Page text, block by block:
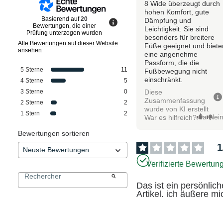
Basierend auf20
Bewertungen, die einer
Prüfung unterzogen wurden
Alle Bewertungen auf dieser Website
ansehen
5 Sterne
11
4 Sterne
5
3 Sterne
0
2 Sterne
2
1 Stern 2
Bewertungen sortieren
8 Wide überzeugt durch
hohen Komfort, gute
Dämpfung und
Leichtigkeit. Sie sind
besonders für breitere
Füße geeignet und
eine angenehme
Passform, die die
Fußbewegung nicht
einschränkt.
Diese
Zusammenfassung
wurde von KI erstellt
War es hilfreich? Ja
1
Verifizierte
Das ist ein
Artikel, ich äußere